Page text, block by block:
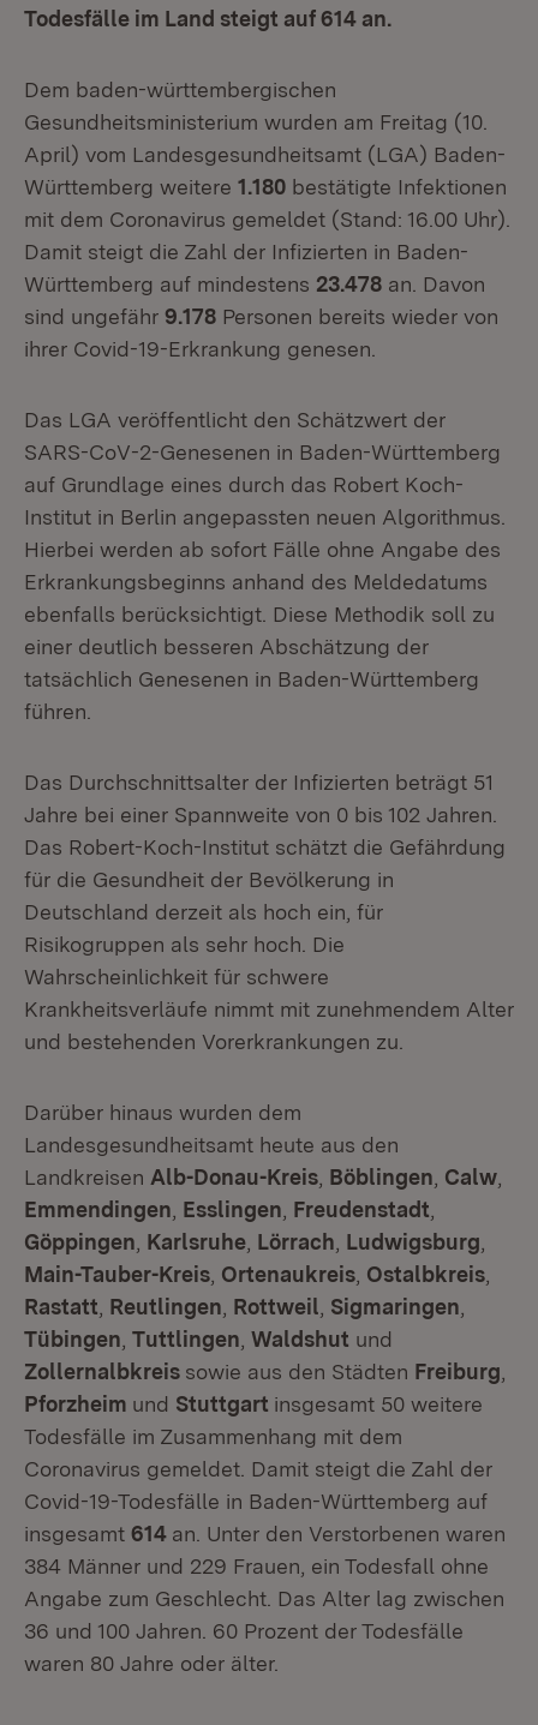
Todesfälle im Land steigt auf 614 an.
Dem baden-württembergischen
Gesundheitsministerium wurden am Freitag (10.
April) vom Landesgesundheitsamt (LGA) Baden-
Württemberg weitere 1.180 bestätigte Infektionen
mit dem Coronavirus gemeldet (Stand: 16.00 Uhr).
Damit steigt die Zahl der Infizierten in Baden-
Württemberg auf mindestens 23.478 an. Davon
sind ungefähr 9.178 Personen bereits wieder von
ihrer Covid-19-Erkrankung genesen.
Das LGA veröffentlicht den Schätzwert der
SARS-CoV-2-Genesenen in Baden-Württemberg
auf Grundlage eines durch das Robert Koch-
Institut in Berlin angepassten neuen Algorithmus.
Hierbei werden ab sofort Fälle ohne Angabe des
Erkrankungsbeginns anhand des Meldedatums
ebenfalls berücksichtigt. Diese Methodik soll zu
einer deutlich besseren Abschätzung der
tatsächlich Genesenen in Baden-Württemberg
führen.
Das Durchschnittsalter der Infizierten beträgt 51
Jahre bei einer Spannweite von 0 bis 102 Jahren.
Das Robert-Koch-Institut schätzt die Gefährdung
für die Gesundheit der Bevölkerung in
Deutschland derzeit als hoch ein, für
Risikogruppen als sehr hoch. Die
Wahrscheinlichkeit für schwere
Krankheitsverläufe nimmt mit zunehmendem Alter
und bestehenden Vorerkrankungen zu.
Darüber hinaus wurden dem
Landesgesundheitsamt heute aus den
Landkreisen Alb-Donau-Kreis Böblingen Calw
Emmendingen Esslingen Freudenstadt
Göppingen Karlsruhe Lörrach Ludwigsburg
Main-Tauber-Kreis Ortenaukreis Ostalbkreis
Rastatt Reutlingen Rottweil Sigmaringen
Tübingen Tuttlingen Waldshut und
Zollernalbkreis sowie aus den Städten Freiburg
Pforzheim und Stuttgart insgesamt 50 weitere
Todesfälle im Zusammenhang mit dem
Coronavirus gemeldet. Damit steigt die Zahl der
Covid-19-Todesfälle in Baden-Württemberg auf
insgesamt 614 an. Unter den Verstorbenen waren
384 Männer und 229 Frauen, ein Todesfall ohne
Angabe zum Geschlecht. Das Alter lag zwischen
36 und 100 Jahren. 60 Prozent der Todesfälle
waren 80 Jahre oder älter.